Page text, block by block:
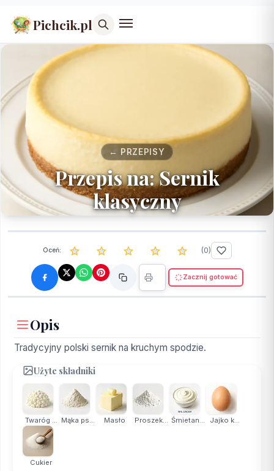
Pichcik.pl
← PRZEPISY
Przepis na: Sernik
klasyczny
Oceń: (0)
Zacznij gotować
Opis
Tradycyjny polski sernik na kruchym spodzie.
Użyte składniki
Twaróg ... Mąka ps... Masło Proszek... Śmietan... Jajko k...
Cukier